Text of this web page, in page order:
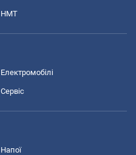
НМТ
Електромобілі
Сервіс
Напої